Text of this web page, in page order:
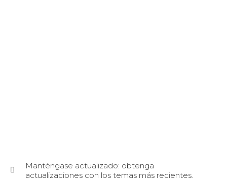
Manténgase actualizado: obtenga
actualizaciones con los temas más recientes.